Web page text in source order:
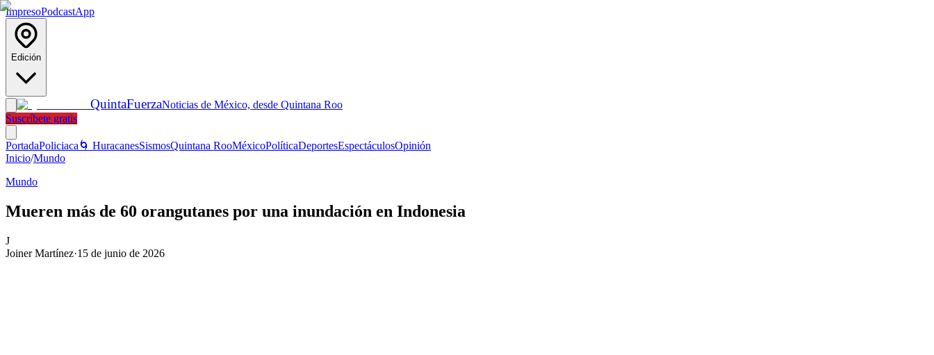
ImpresoPodcastApp
Edición
QuintaFuerzaNoticias de México, desde Quintana Roo
Suscríbete gratis
PortadaPoliciaca 🌀 HuracanesSismosQuintana RooMéxicoPolíticaDeportesEspectáculosOpinión
Inicio/Mundo
Mundo
Mueren más de 60 orangutanes por una inundación en Indonesia
J
Joiner Martínez·15 de junio de 2026